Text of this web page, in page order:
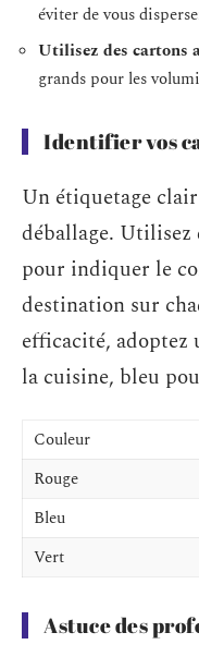
éviter de vous
Utilisez des cartons
grands pour les
Identifier vos
Un étiquetage
déballage. Utilisez
pour indiquer le
destination sur
efficacité, adoptez
la cuisine, bleu
Couleur
Rouge
Bleu
Vert
Astuce des